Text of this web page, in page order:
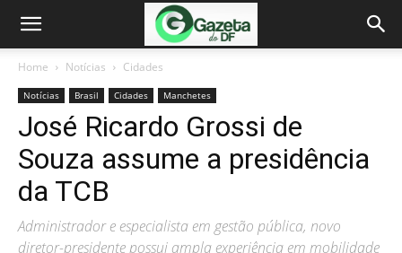
Home Notícias Cidades
Notícias Brasil Cidades Manchetes
José Ricardo Grossi de
Souza assume a presidência
da TCB
Administrador e especialista em gestão pública, novo
diretor-presidente possui ampla experiência em mobilidade